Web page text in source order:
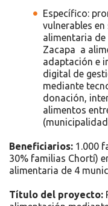
Específico:
vulnerables
alimentaria
Zacapa a
adaptación e
digital de
mediante
donación,
alimentos
Beneficiarios: 1.000
30% familias Chortí)
alimentaria de 4
Título del proyecto: